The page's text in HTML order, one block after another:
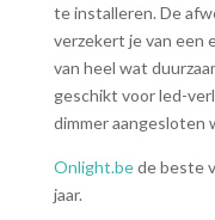
te installeren. De
verzekert je van een
van heel wat
geschikt voor led-
dimmer aangesloten
Onlight.bede beste
jaar.